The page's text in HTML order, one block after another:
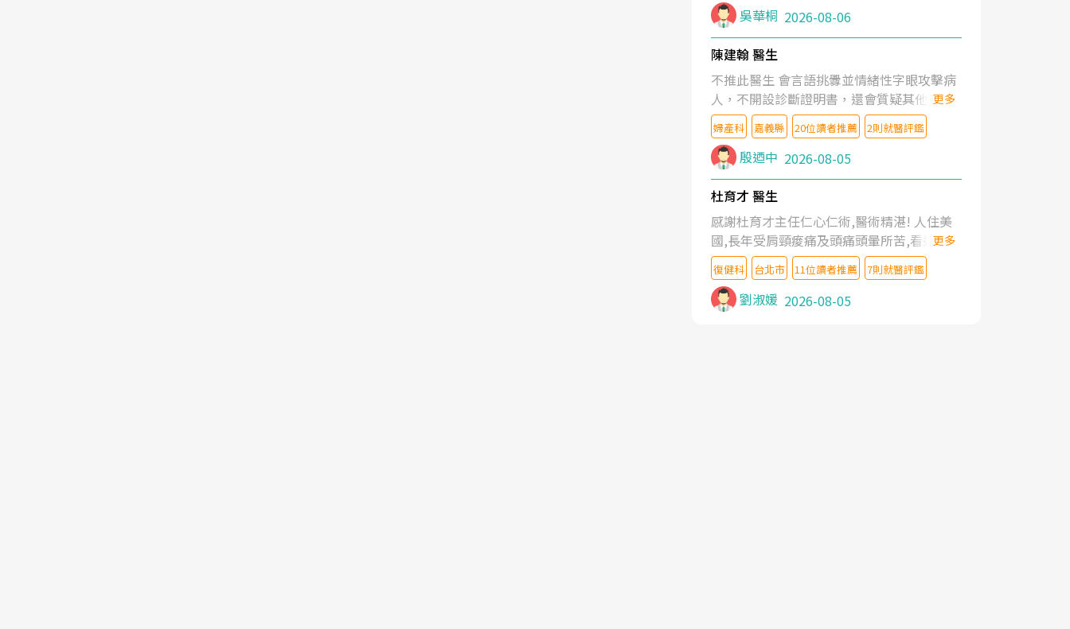
吳華桐 2026-08-06
陳建翰 醫生
不推此醫生 會言語挑釁並情緒性字眼攻擊病
人，不開設診斷證明書，還會質疑其他醫生
的判斷！
更多
婦產科 嘉義縣 20位讀者推薦 2則就醫評鑑
殷迺中 2026-08-05
杜育才 醫生
感謝杜育才主任仁心仁術,醫術精湛! 人住美
國,長年受肩頸痠痛及頭痛頭暈所苦,看遍名醫
教授,做了各種檢查,也嘗試過西醫打針,中醫
針灸及物理徒手治療都沒有用,後來連吃到嗎
啡類止痛藥都效果有限,只是壓症狀,沒多久就
痛起來,多年失眠嚴重影響生活品質. 台灣親
更多
復健科 台北市 11位讀者推薦 7則就醫評鑑
劉淑媛 2026-08-05